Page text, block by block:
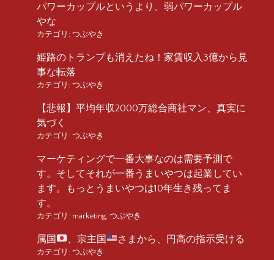
パワーカップルというより、弱パワーカップル
やな
カテゴリ: つぶやき
姫路のトランプも消えたね！家賃収入3億から見
事な転落
カテゴリ: つぶやき
【悲報】平均年収2000万総合商社マン、真実に
気づく
カテゴリ: つぶやき
マーケティングで一番大事なのは需要予測で
す。そしてそれが一番うまいやつは起業してい
ます。もっとうまいやつは10年生き残ってま
す。
カテゴリ: marketing つぶやき
属国 、宗主国 さまから、円高の指示受ける
カテゴリ: つぶやき